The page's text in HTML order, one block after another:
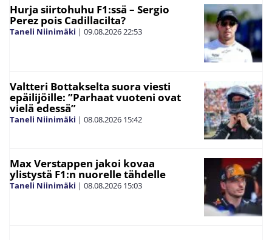
Hurja siirtohuhu F1:ssä – Sergio
Perez pois Cadillacilta?
Taneli Niinimäki | 09.08.202622:53
Valtteri Bottakselta suora viesti
epäilijöille: ”Parhaat vuoteni ovat
vielä edessä”
Taneli Niinimäki | 08.08.2026 15:42
Max Verstappen jakoi kovaa
ylistystä F1:n nuorelle tähdelle
Taneli Niinimäki | 08.08.2026 15:03